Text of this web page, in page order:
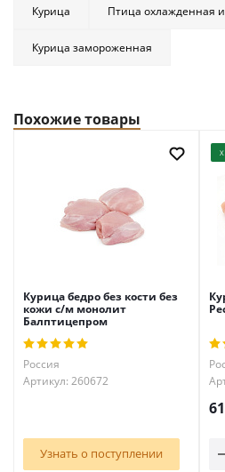
Курица Птица охлажденная
Курица замороженная
Похожие товары
Курица бедро без кости без
кожи с/м монолит
Балптицепром
Россия
Артикул: 260672
Узнать о поступлении